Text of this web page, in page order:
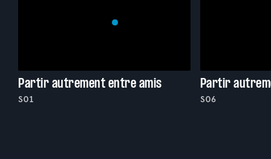
Partir autrement entre amis
S01
Partir
S06